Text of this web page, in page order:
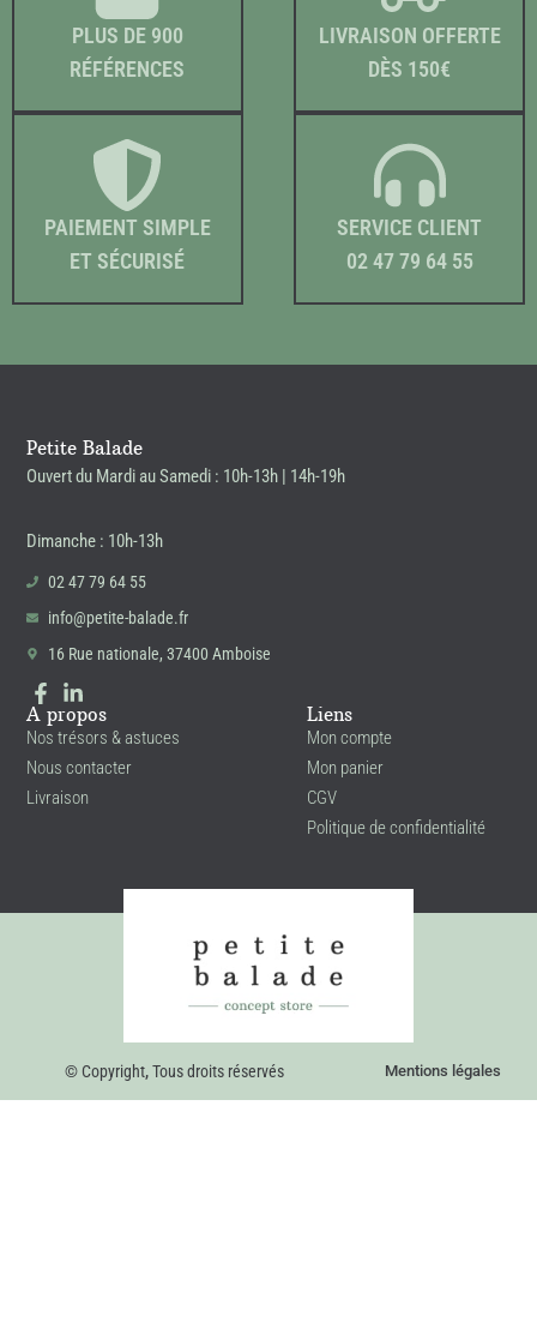
PLUS DE 900
RÉFÉRENCES
LIVRAISON OFFERTE
DÈS 150€
PAIEMENT SIMPLE
ET SÉCURISÉ
SERVICE CLIENT
02 47 79 64 55
Petite Balade
Ouvert du Mardi au Samedi : 10h-13h | 14h-19h
Dimanche : 10h-13h
02 47 79 64 55
info@petite-balade.fr
16 Rue nationale, 37400 Amboise
A propos
Nos trésors & astuces
Nous contacter
Livraison
Liens
Mon compte
Mon panier
CGV
Politique de confidentialité
© Copyright,Tous droits réservés Mentions légales